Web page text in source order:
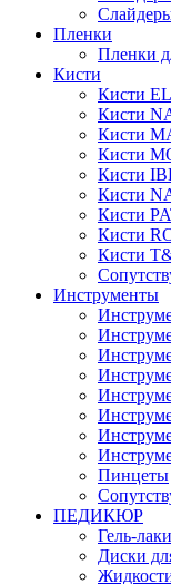
Пленки
Пленки
Кисти
Кисти
Кисти
Кисти
Кисти
Кисти
Кисти
Кисти
Кисти
Кисти
Инструменты
Пинцеты
ПЕДИКЮР
Гель-
Диски